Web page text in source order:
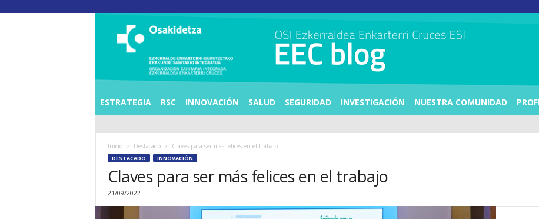
A
N
ESTRATEGIA RSC INNOVACIÓN SALUD SEGURIDAD INVESTIGACIÓN NUESTRA COMUNIDAD
Inicio Destacado Claves para ser más felices en el trabajo
DESTACADO INNOVACIÓN
Claves para ser más felices en el trabajo
21/09/2022